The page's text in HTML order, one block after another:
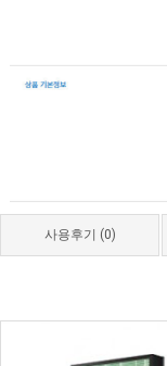
사용후기 (0)